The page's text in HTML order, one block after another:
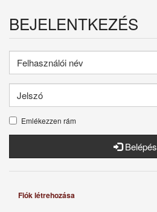
BEJELENTKEZÉS
Emlékezzen rám
Belépés
Fiók létrehozása